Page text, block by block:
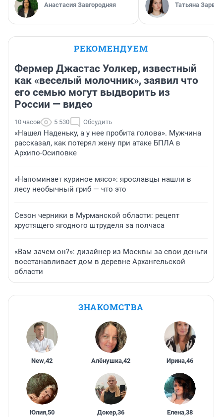
Анастасия Завгородняя Татьяна Зарва
РЕКОМЕНДУЕМ
Фермер Джастас Уолкер, известный
как «веселый молочник», заявил что
его семью могут выдворить из
России — видео
10 часов 5 530 Обсудить
«Нашел Наденьку, а у нее пробита голова». Мужчина
рассказал, как потерял жену при атаке БПЛА в
Архипо-Осиповке
«Напоминает куриное мясо»: ярославцы нашли в
лесу необычный гриб — что это
Сезон черники в Мурманской области: рецепт
хрустящего ягодного штруделя за полчаса
«Вам зачем он?»: дизайнер из Москвы за свои деньги
восстанавливает дом в деревне Архангельской
области
ЗНАКОМСТВА
New,42 Алёнушка,42 Ирина,46
Юлия,50 Докер,36 Елена,38